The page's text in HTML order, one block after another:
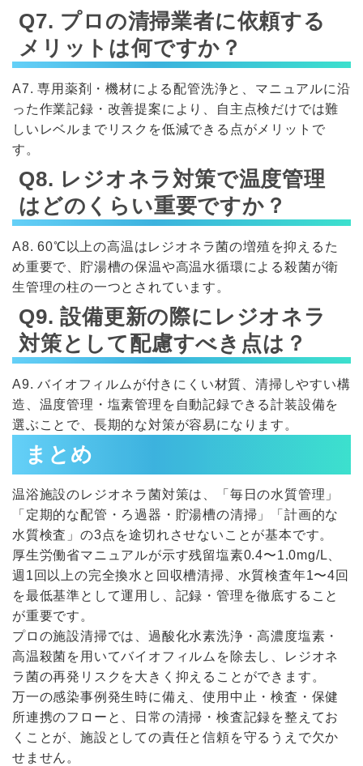
Q7. プロの清掃業者に依頼する
メリットは何ですか？
A7. 専用薬剤・機材による配管洗浄と、マニュアルに沿
った作業記録・改善提案により、自主点検だけでは難
しいレベルまでリスクを低減できる点がメリットで
す。
Q8. レジオネラ対策で温度管理
はどのくらい重要ですか？
A8. 60℃以上の高温はレジオネラ菌の増殖を抑えるた
め重要で、貯湯槽の保温や高温水循環による殺菌が衛
生管理の柱の一つとされています。
Q9. 設備更新の際にレジオネラ
対策として配慮すべき点は？
A9. バイオフィルムが付きにくい材質、清掃しやすい構
造、温度管理・塩素管理を自動記録できる計装設備を
選ぶことで、長期的な対策が容易になります。
まとめ
温浴施設のレジオネラ菌対策は、「毎日の水質管理」
「定期的な配管・ろ過器・貯湯槽の清掃」「計画的な
水質検査」の3点を途切れさせないことが基本です。
厚生労働省マニュアルが示す残留塩素0.4〜1.0mg/L、
週1回以上の完全換水と回収槽清掃、水質検査年1〜4回
を最低基準として運用し、記録・管理を徹底すること
が重要です。
プロの施設清掃では、過酸化水素洗浄・高濃度塩素・
高温殺菌を用いてバイオフィルムを除去し、レジオネ
ラ菌の再発リスクを大きく抑えることができます。
万一の感染事例発生時に備え、使用中止・検査・保健
所連携のフローと、日常の清掃・検査記録を整えてお
くことが、施設としての責任と信頼を守るうえで欠か
せません。